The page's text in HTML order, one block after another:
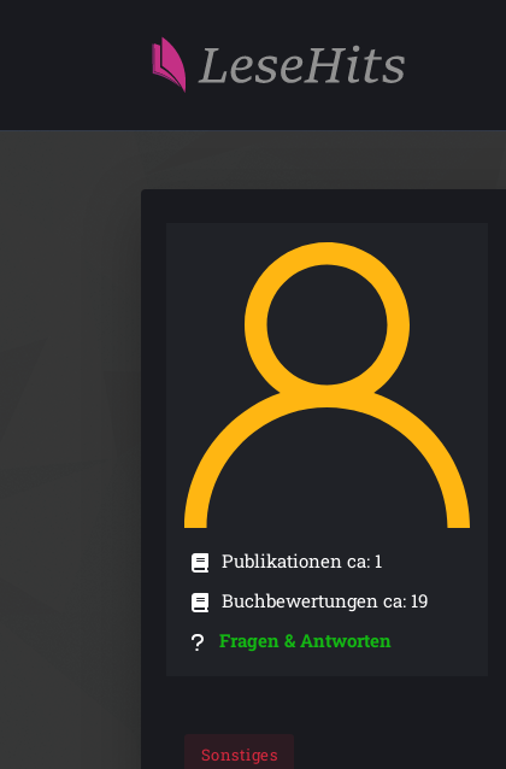
Publikationen ca: 1
Buchbewertungen ca: 19
Fragen & Antworten
Sonstiges